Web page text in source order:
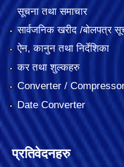
सूचना तथा समाचार
सार्वजनिक खरीद /बोलपत्र
ऐन, कानुन तथा निर्देशिका
कर तथा शुल्कहरु
Converter /
Date Converter
प्रतिवेदनहरु